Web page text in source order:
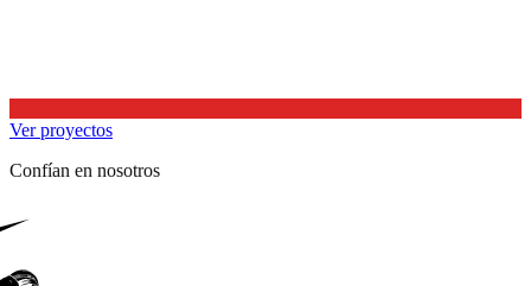
Ver proyectos
Confían en nosotros